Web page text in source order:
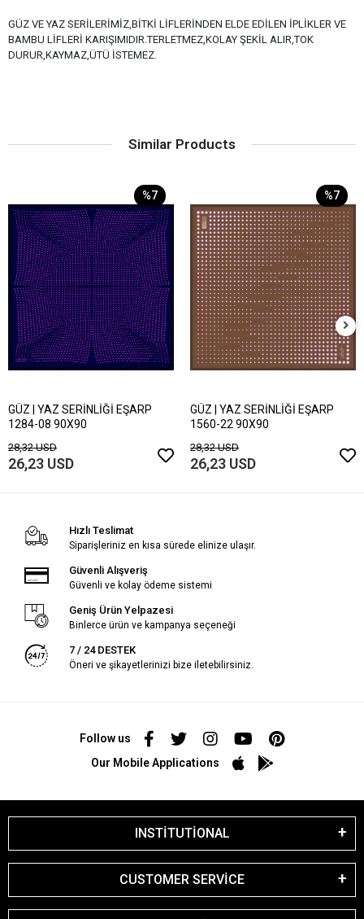
GÜZ VE YAZ SERİLERİMİZ,BİTKİ LİFLERİNDEN ELDE EDİLEN İPLİKLER VE
BAMBU LİFLERİ KARIŞIMIDIR.TERLETMEZ,KOLAY ŞEKİL ALIR,TOK
DURUR,KAYMAZ,ÜTÜ İSTEMEZ.
Similar Products
%7
GÜZ | YAZ SERİNLİĞİ EŞARP
1284-08 90X90
28,32 USD
26,23 USD
%7
GÜZ | YAZ SERİNLİĞİ EŞARP
1560-22 90X90
28,32 USD
26,23 USD
Hızlı Teslimat
Siparişleriniz en kısa sürede elinize ulaşır.
Güvenli Alışveriş
Güvenli ve kolay ödeme sistemi
Geniş Ürün Yelpazesi
Binlerce ürün ve kampanya seçeneği
7 / 24 DESTEK
Öneri ve şikayetlerinizi bize iletebilirsiniz.
Follow us
Our Mobile Applications
INSTİTUTİONAL
CUSTOMER SERVİCE